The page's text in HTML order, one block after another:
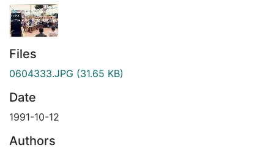
Files
0604333.JPG (31.65 KB)
Date
1991-10-12
Authors